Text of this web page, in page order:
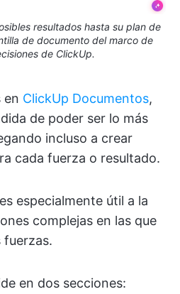
resultados hasta su plan de
de documento del marco de
de ClickUp.
en ClickUp Documentos,
de poder ser lo más
incluso a crear
cada fuerza o resultado.
especialmente útil a la
complejas en las que
fuerzas.
en dos secciones: